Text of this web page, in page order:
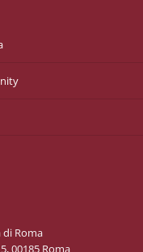
di Roma